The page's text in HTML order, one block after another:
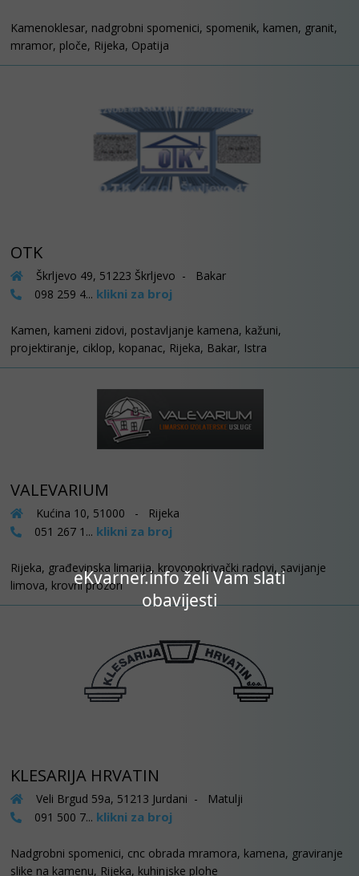
eKvarner.info želi Vam slati
obavijesti
Kamenoklesar, nadgrobni spomenici, spomenik, kamen, granit,
mramor, ploče, Rijeka, Opatija
OTK
Škrljevo 49, 51223 Škrljevo - Bakar
098 259 4... klikni za broj
Kamen, kameni zidovi, postavljanje kamena, kažuni,
projektiranje, ciklop, kopanac, Rijeka, Bakar, Istra
VALEVARIUM
Kućina 10, 51000 - Rijeka
051 267 1... klikni za broj
Rijeka, građevinska limarija, krovopokrivački radovi, savijanje
limova, krovni prozori
KLESARIJA HRVATIN
Veli Brgud 59a, 51213 Jurdani - Matulji
091 500 7... klikni za broj
Nadgrobni spomenici, cnc obrada mramora, kamena, graviranje
slike na kamenu, Rijeka, kuhinjske plohe